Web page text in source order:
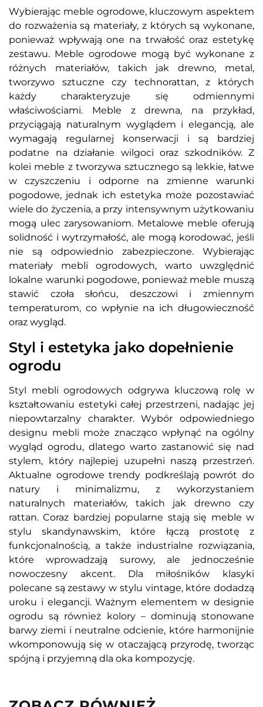
Wybierając meble ogrodowe, kluczowym aspektem
do rozważenia są materiały, z których są wykonane,
ponieważ wpływają one na trwałość oraz estetykę
zestawu. Meble ogrodowe mogą być wykonane z
różnych materiałów, takich jak drewno, metal,
tworzywo sztuczne czy technorattan, z których
każdy charakteryzuje się odmiennymi
właściwościami. Meble z drewna, na przykład,
przyciągają naturalnym wyglądem i elegancją, ale
wymagają regularnej konserwacji i są bardziej
podatne na działanie wilgoci oraz szkodników. Z
kolei meble z tworzywa sztucznego są lekkie, łatwe
w czyszczeniu i odporne na zmienne warunki
pogodowe, jednak ich estetyka może pozostawiać
wiele do życzenia, a przy intensywnym użytkowaniu
mogą ulec zarysowaniom. Metalowe meble oferują
solidność i wytrzymałość, ale mogą korodować, jeśli
nie są odpowiednio zabezpieczone. Wybierając
materiały mebli ogrodowych, warto uwzględnić
lokalne warunki pogodowe, ponieważ meble muszą
stawić czoła słońcu, deszczowi i zmiennym
temperaturom, co wpłynie na ich długowieczność
oraz wygląd.
Styl i estetyka jako dopełnienie
ogrodu
Styl mebli ogrodowych odgrywa kluczową rolę w
kształtowaniu estetyki całej przestrzeni, nadając jej
niepowtarzalny charakter. Wybór odpowiedniego
designu mebli może znacząco wpłynąć na ogólny
wygląd ogrodu, dlatego warto zastanowić się nad
stylem, który najlepiej uzupełni naszą przestrzeń.
Aktualne ogrodowe trendy podkreślają powrót do
natury i minimalizmu, z wykorzystaniem
naturalnych materiałów, takich jak drewno czy
rattan. Coraz bardziej popularne stają się meble w
stylu skandynawskim, które łączą prostotę z
funkcjonalnością, a także industrialne rozwiązania,
które wprowadzają surowy, ale jednocześnie
nowoczesny akcent. Dla miłośników klasyki
polecane są zestawy w stylu vintage, które dodadzą
uroku i elegancji. Ważnym elementem w designie
ogrodu są również kolory – dominują stonowane
barwy ziemi i neutralne odcienie, które harmonijnie
wkomponowują się w otaczającą przyrodę, tworząc
spójną i przyjemną dla oka kompozycję.